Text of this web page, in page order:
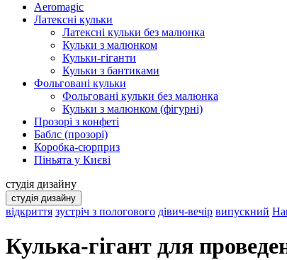
Aeromagic
Латексні кульки
Латексні кульки без малюнка
Кульки з малюнком
Кульки-гіганти
Кульки з бантиками
Фольговані кульки
Фольговані кульки без малюнка
Кульки з малюнком (фігурні)
Прозорі з конфеті
Баблс (прозорі)
Коробка-сюрприз
Піньята у Києві
студія дизайну
студія дизайну
відкриття зустріч з пологового дівич-вечір випускний
Кулька-гігант для